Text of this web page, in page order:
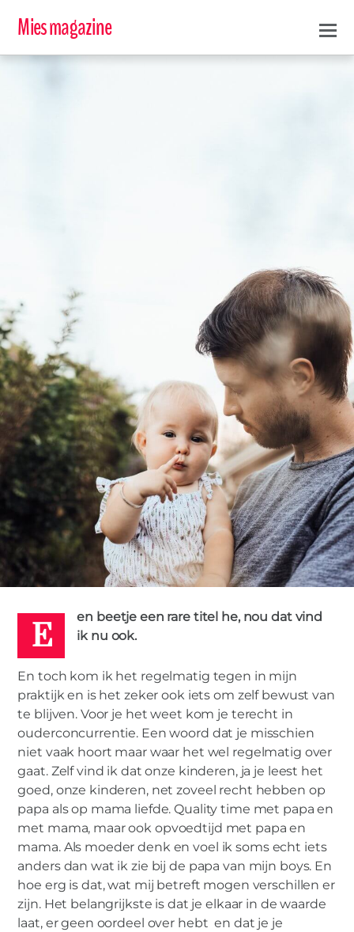
Mies magazine
MIRIAM 2 MEI 2018
E
en beetje een rare titel he, nou dat vind
ik nu ook.
En toch kom ik het regelmatig tegen in mijn
praktijk en is het zeker ook iets om zelf bewust van
te blijven. Voor je het weet kom je terecht in
ouderconcurrentie. Een woord dat je misschien
niet vaak hoort maar waar het wel regelmatig over
gaat. Zelf vind ik dat onze kinderen, ja je leest het
goed, onze kinderen, net zoveel recht hebben op
papa als op mama liefde. Quality time met papa en
met mama, maar ook opvoedtijd met papa en
mama. Als moeder denk en voel ik soms echt iets
anders dan wat ik zie bij de papa van mijn boys. En
hoe erg is dat, wat mij betreft mogen verschillen er
zijn. Het belangrijkste is dat je elkaar in de waarde
laat, er geen oordeel over hebt en dat je je